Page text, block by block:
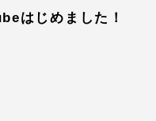
はじめました！